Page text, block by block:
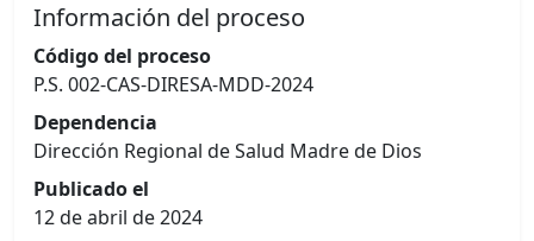
Información del proceso
Código del proceso
P.S. 002-CAS-DIRESA-MDD-2024
Dependencia
Dirección Regional de Salud Madre de Dios
Publicado el
12 de abril de 2024